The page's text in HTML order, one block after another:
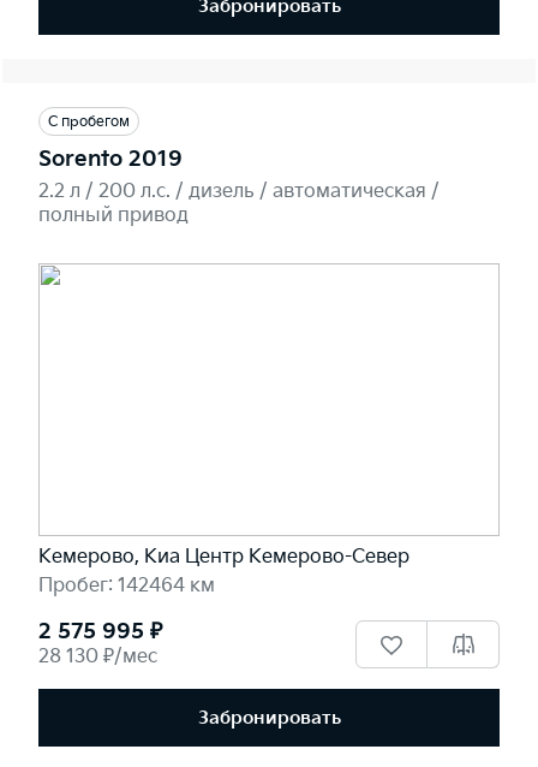
Забронировать
С пробегом
Sorento 2019
2.2 л / 200 л.c. / дизель / автоматическая /
полный привод
Кемерово, Киа Центр Кемерово-Север
Пробег: 142464 км
2 575 995 ₽
28 130 ₽/мес
Забронировать